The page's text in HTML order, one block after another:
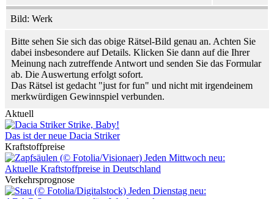
Bild: Werk
Bitte sehen Sie sich das obige Rätsel-Bild genau an. Achten Sie
dabei insbesondere auf Details. Klicken Sie dann auf die Ihrer
Meinung nach zutreffende Antwort und senden Sie das Formular
ab. Die Auswertung erfolgt sofort.
Das Rätsel ist gedacht "just for fun" und nicht mit irgendeinem
merkwürdigen Gewinnspiel verbunden.
Aktuell
Strike, Baby!
Das ist der neue Dacia Striker
Kraftstoffpreise
Jeden Mittwoch neu:
Aktuelle Kraftstoffpreise in Deutschland
Verkehrsprognose
Jeden Dienstag neu: